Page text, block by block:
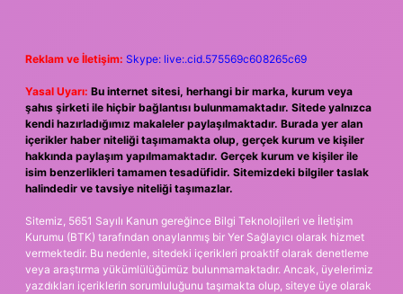
Reklam ve İletişim: Skype: live:.cid.575569c608265c69
Yasal Uyarı: Bu internet sitesi, herhangi bir marka, kurum veya
şahıs şirketi ile hiçbir bağlantısı bulunmamaktadır. Sitede yalnızca
kendi hazırladığımız makaleler paylaşılmaktadır. Burada yer alan
içerikler haber niteliği taşımamakta olup, gerçek kurum ve kişiler
hakkında paylaşım yapılmamaktadır. Gerçek kurum ve kişiler ile
isim benzerlikleri tamamen tesadüfidir. Sitemizdeki bilgiler taslak
halindedir ve tavsiye niteliği taşımazlar.
Sitemiz, 5651 Sayılı Kanun gereğince Bilgi Teknolojileri ve İletişim
Kurumu (BTK) tarafından onaylanmış bir Yer Sağlayıcı olarak hizmet
vermektedir. Bu nedenle, sitedeki içerikleri proaktif olarak denetleme
veya araştırma yükümlülüğümüz bulunmamaktadır. Ancak, üyelerimiz
yazdıkları içeriklerin sorumluluğunu taşımakta olup, siteye üye olarak